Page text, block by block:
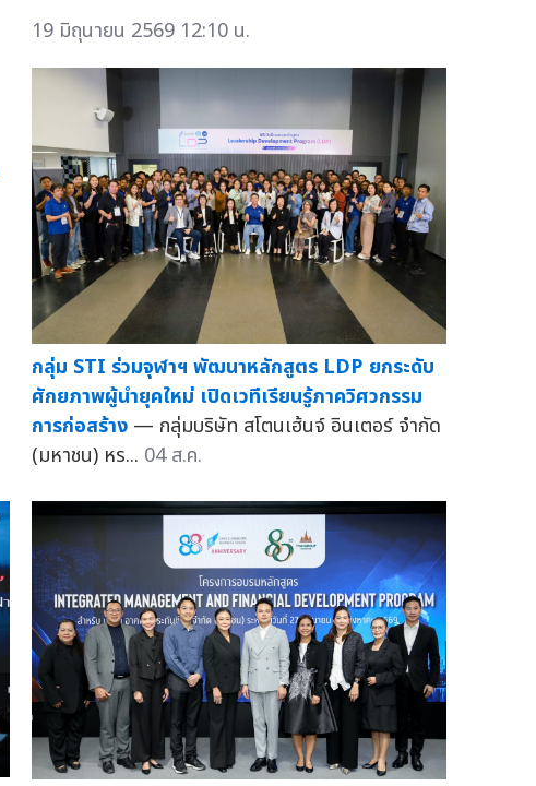
19 มิถุนายน 2569 12:10 น.
กลุ่ม STI ร่วมจุฬาฯ พัฒนาหลักสูตร LDP ยกระดับ
ศักยภาพผู้นำยุคใหม่ เปิดเวทีเรียนรู้ภาควิศวกรรม
การก่อสร้าง — กลุ่มบริษัท สโตนเฮ้นจ์ อินเตอร์ จำกัด
(มหาชน) หร... 04 ส.ค.